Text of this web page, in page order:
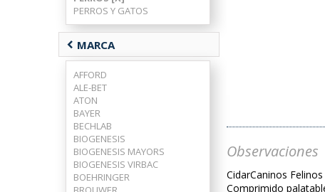
PERROS Y GATOS
chevron_left MARCA
AFFORD
ALE-BET
ATON
BAYER
BECHLAB
BIOGENESIS
BIOGENESIS MAYORS
BIOGENESIS VIRBAC
BOEHRINGER
Observaciones
CidarCaninos Felinos
Comprimido